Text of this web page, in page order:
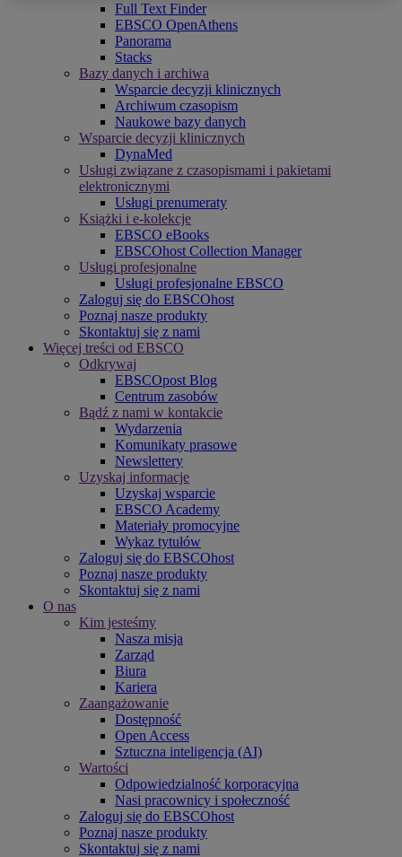
Full Text Finder
EBSCO OpenAthens
Panorama
Stacks
Bazy danych i archiwa
Wsparcie decyzji klinicznych
Archiwum czasopism
Naukowe bazy danych
Wsparcie decyzji klinicznych
DynaMed
Usługi związane z czasopismami i pakietami
elektronicznymi
Usługi prenumeraty
Książki i e-kolekcje
EBSCO eBooks
EBSCOhost Collection Manager
Usługi profesjonalne
Usługi profesjonalne EBSCO
Zaloguj się do EBSCOhost
Poznaj nasze produkty
Skontaktuj się z nami
Więcej treści od EBSCO
Odkrywaj
EBSCOpost Blog
Centrum zasobów
Bądź z nami w kontakcie
Wydarzenia
Komunikaty prasowe
Newslettery
Uzyskaj informacje
Uzyskaj wsparcie
EBSCO Academy
Materiały promocyjne
Wykaz tytułów
Zaloguj się do EBSCOhost
Poznaj nasze produkty
Skontaktuj się z nami
O nas
Kim jesteśmy
Nasza misja
Zarząd
Biura
Kariera
Zaangażowanie
Dostępność
Open Access
Sztuczna inteligencja (AI)
Wartości
Odpowiedzialność korporacyjna
Nasi pracownicy i społeczność
Zaloguj się do EBSCOhost
Poznaj nasze produkty
Skontaktuj się z nami